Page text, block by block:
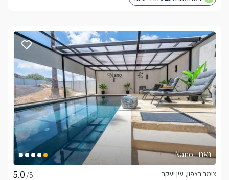
נאנו - Nano
/5
צימר בצפון, עין יעקב